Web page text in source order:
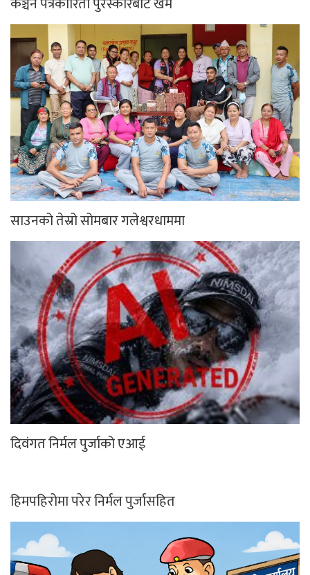
साउनको तेस्रो सोमबार गलेश्वरधाममा
दिवंगत निर्मल पुर्जाको एआई
हिमपहिरोमा परेर निर्मल पुर्जासहित